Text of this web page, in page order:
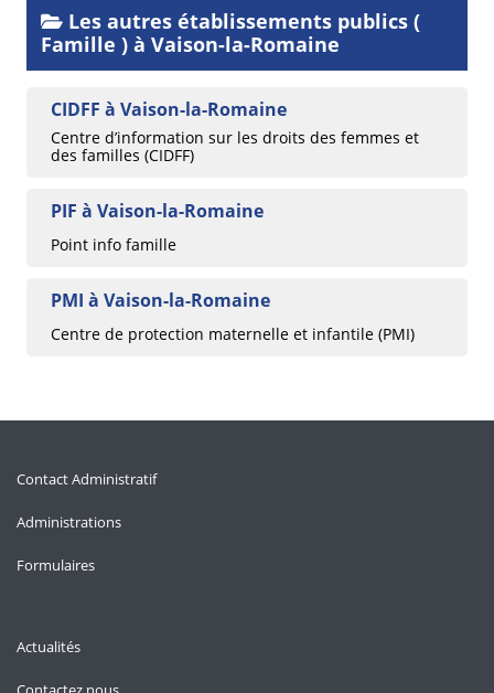
Les autres établissements publics (
Famille ) à Vaison-la-Romaine
CIDFF à Vaison-la-Romaine
Centre d’information sur les droits des femmes et
des familles (CIDFF)
PIF à Vaison-la-Romaine
Point info famille
PMI à Vaison-la-Romaine
Centre de protection maternelle et infantile (PMI)
Contact Administratif
Administrations
Formulaires
Actualités